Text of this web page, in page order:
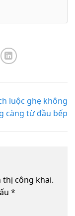
luộc ghẹ không
càng từ đầu bếp
thị công khai.
*